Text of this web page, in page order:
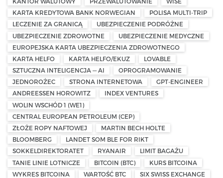
KARTA KREDYTOWA BANK NORWEGIAN
POLISA MULTI-TRIP
LECZENIE ZA GRANICĄ
UBEZPIECZENIE PODRÓŻNE
UBEZPIECZENIE ZDROWOTNE
UBEZPIECZENIE MEDYCZNE
EUROPEJSKA KARTA UBEZPIECZENIA ZDROWOTNEGO
KARTA HELFO
KARTA HELFO/EKUZ
LOVABLE
SZTUCZNA INTELIGENCJA — AI
OPROGRAMOWANIE
JEDNOROŻEC
STRONA INTERNETOWA
GPT-ENGINEER
ANDREESSEN HOROWITZ
INDEX VENTURES
WOLIN WSCHÓD 1 (WE1)
CENTRAL EUROPEAN PETROLEUM (CEP)
ZŁOŻE ROPY NAFTOWEJ
MARTIN BECH HOLTE
BLOOMBERG
LANDET SOM BLE FOR RIKT
SOKKELDIREKTORATET
RYANAIR
LIMIT BAGAŻU
TANIE LINIE LOTNICZE
BITCOIN (BTC)
KURS BITCOINA
WYKRES BITCOINA
WARTOŚĆ BTC
SIX SWISS EXCHANGE